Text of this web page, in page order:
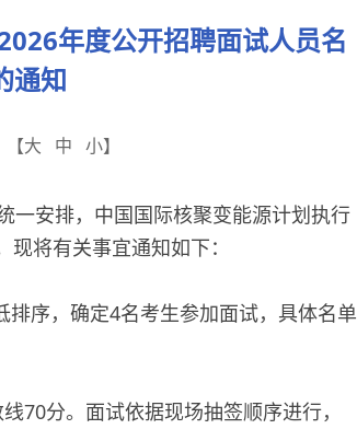
年度公开招聘面试人员名
通知
【大 中 小】
一安排，中国国际核聚变能源计划执行
将有关事宜通知如下：
序，确定4名考生参加面试，具体名单
70分。面试依据现场抽签顺序进行，